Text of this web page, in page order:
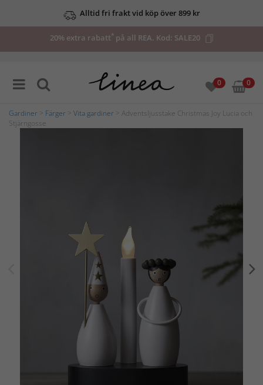
Alltid fri frakt vid köp över 899 kr
20% extra rabatt*på all REA. Kod: SALE20
0 0
Gardiner Färger Vita gardiner > Adventsljusstake Christmas Joy Lucia och
Stjärngosse